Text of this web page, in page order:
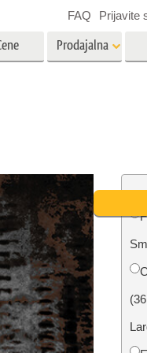
Obnova fotografij
Prodajalna
elementi
FAQ Prijavite